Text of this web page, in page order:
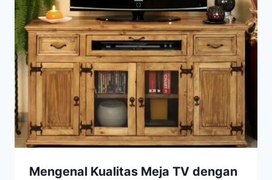
Mengenal Kualitas Meja TV dengan